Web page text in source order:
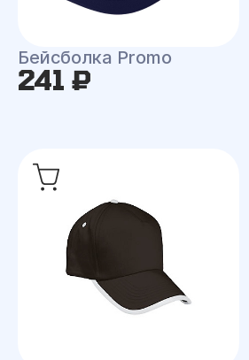
Бейсболка Promo
241 ₽